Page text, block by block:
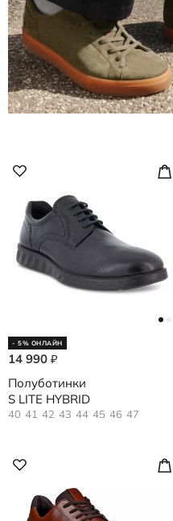
- 5% ОНЛАЙН
14 990 ₽
Полуботинки
S LITE HYBRID
40 41 42 43 44 45 46 47